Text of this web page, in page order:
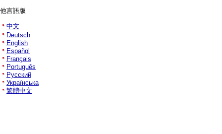
他言語版
中文
Deutsch
English
Español
Français
Português
Русский
Українська
繁體中文